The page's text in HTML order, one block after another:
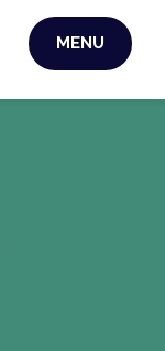
MENU